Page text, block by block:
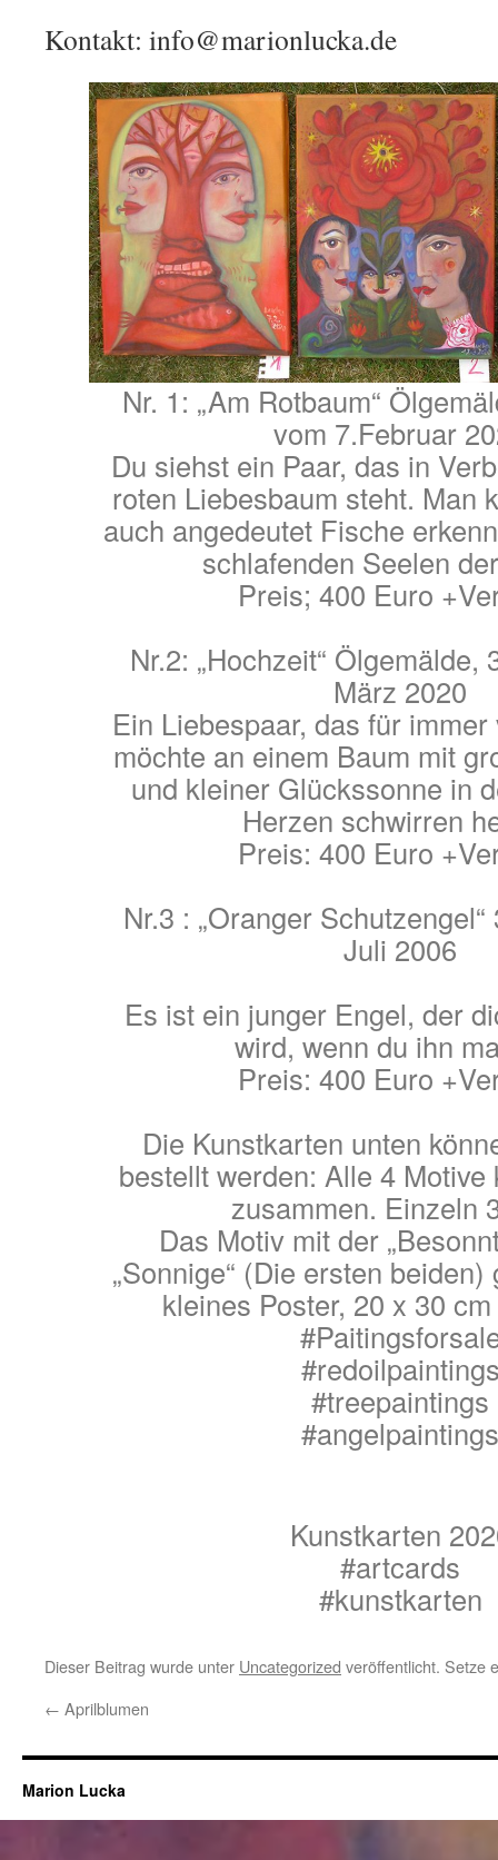
Kontakt: info@marionlucka.de
Nr. 1: „Am Rotbaum“
vom 7.Februar
Du siehst ein Paar, das in
roten Liebesbaum steht. Man
auch angedeutet Fische
schlafenden Seelen
Preis; 400 Euro
Nr.2: „Hochzeit“ Ölgemälde,
März 2020
Ein Liebespaar, das für
möchte an einem Baum mit
und kleiner Glückssonne in
Herzen schwirren
Preis: 400 Euro
Nr.3 : „Oranger
Juli 2006
Es ist ein junger Engel, der
wird, wenn du ihn
Preis: 400 Euro
Die Kunstkarten unten
bestellt werden: Alle 4 Motive
zusammen. Einzeln
Das Motiv mit der
„Sonnige“ (Die ersten
kleines Poster, 20 x 30
#treepaintings
#angelpaintings
Kunstkarten
#artcards
#kunstkarten
Dieser Beitrag wurde unter Uncategorized veröffentlicht. Setze
← Aprilblumen
Marion Lucka